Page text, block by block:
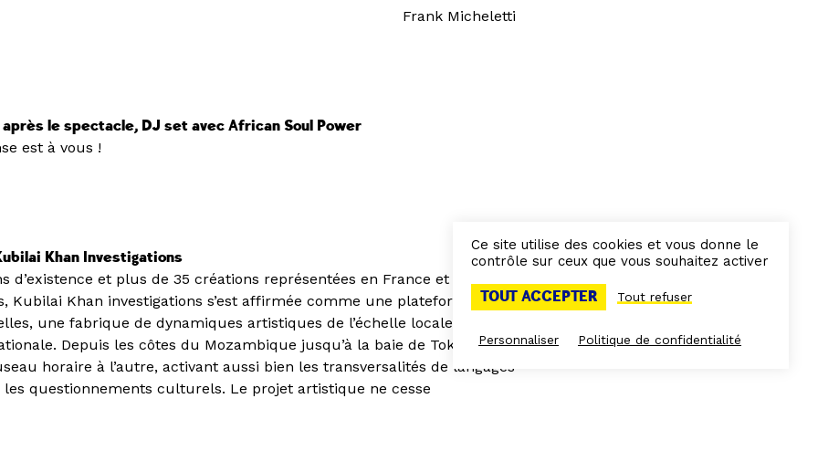
Frank Micheletti
le spectacle, DJ set avec African Soul Power
est à vous !
Khan Investigations
d’existence et plus de 35 créations représentées en France et dans
Kubilai Khan investigations s’est affirmée comme une plateforme de
une fabrique de dynamiques artistiques de l’échelle locale à
Depuis les côtes du Mozambique jusqu’à la baie de Tokyo,
horaire à l’autre, activant aussi bien les transversalités de langages
questionnements culturels. Le projet artistique ne cesse
Ce site utilise des cookies et vous donne le
contrôle sur ceux que vous souhaitez activer
TOUT ACCEPTER Tout refuser
Personnaliser Politique de confidentialité